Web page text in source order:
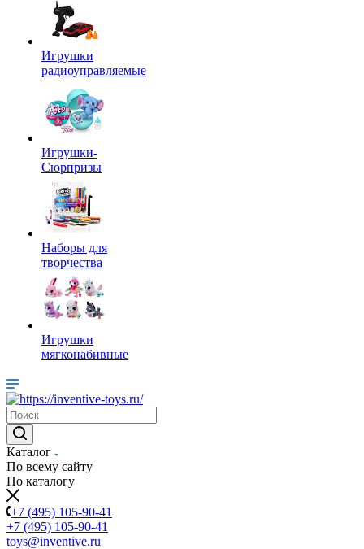
Игрушки
радиоуправляемые
Игрушки-
Сюрпризы
Наборы для
творчества
Игрушки
мягконабивные
Каталог
По всему сайту
По каталогу
+7 (495) 105-90-41
+7 (495) 105-90-41
toys@inventive.ru